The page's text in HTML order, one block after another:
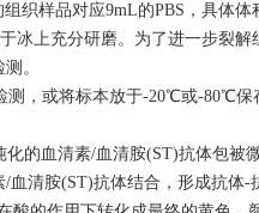
织样品对应9mL的PBS，具体体
冰上充分研磨。为了进一步裂
。
，或将标本放于-20℃或-80℃保
化的血清素/血清胺(ST)抗体包被
清胺(ST)抗体结合，形成抗体-